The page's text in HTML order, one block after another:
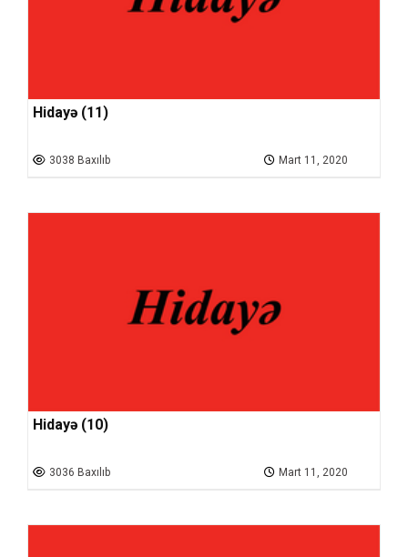
Hidayə (11)
3038 Baxılıb Mart 11, 2020
Hidayə (10)
3036 Baxılıb Mart 11, 2020